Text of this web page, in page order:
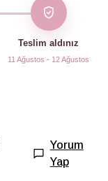
Teslim aldınız
11 Ağustos - 12 Ağustos
Yorum
Yap